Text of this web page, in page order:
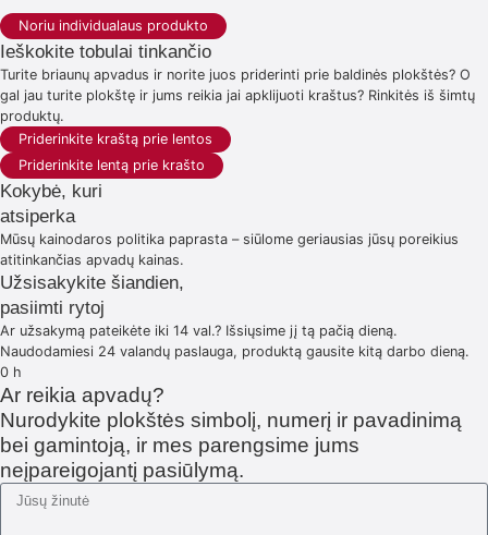
Noriu individualaus produkto
Ieškokite tobulai tinkančio
Turite briaunų apvadus ir norite juos priderinti prie baldinės plokštės? O
gal jau turite plokštę ir jums reikia jai apklijuoti kraštus? Rinkitės iš šimtų
produktų.
Priderinkite kraštą prie lentos
Priderinkite lentą prie krašto
Kokybė, kuri
atsiperka
Mūsų kainodaros politika paprasta – siūlome geriausias jūsų poreikius
atitinkančias apvadų kainas.
Užsisakykite šiandien,
pasiimti rytoj
Ar užsakymą pateikėte iki 14 val.? Išsiųsime jį tą pačią dieną.
Naudodamiesi 24 valandų paslauga, produktą gausite kitą darbo dieną.
0 h
Ar reikia apvadų?
Nurodykite plokštės simbolį, numerį ir pavadinimą
bei gamintoją, ir mes parengsime jums
neįpareigojantį pasiūlymą.